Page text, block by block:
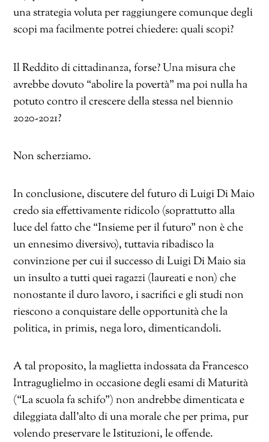
una strategia voluta per raggiungere comunque degli
scopi ma facilmente potrei chiedere: quali scopi?
Il Reddito di cittadinanza, forse? Una misura che
avrebbe dovuto “abolire la povertà” ma poi nulla ha
potuto contro il crescere della stessa nel biennio
2020-2021?
Non scherziamo.
In conclusione, discutere del futuro di Luigi Di Maio
credo sia effettivamente ridicolo (soprattutto alla
luce del fatto che “Insieme per il futuro” non è che
un ennesimo diversivo), tuttavia ribadisco la
convinzione per cui il successo di Luigi Di Maio sia
un insulto a tutti quei ragazzi (laureati e non) che
nonostante il duro lavoro, i sacrifici e gli studi non
riescono a conquistare delle opportunità che la
politica, in primis, nega loro, dimenticandoli.
A tal proposito, la maglietta indossata da Francesco
Intraguglielmo in occasione degli esami di Maturità
(“La scuola fa schifo”) non andrebbe dimenticata e
dileggiata dall’alto di una morale che per prima, pur
volendo preservare le Istituzioni, le offende.